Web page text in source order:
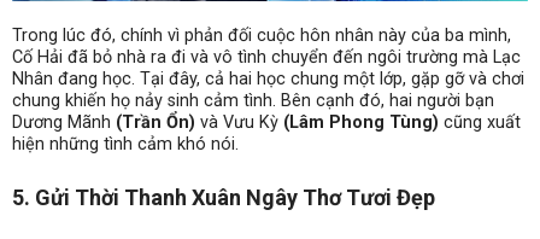
Trong lúc đó, chính vì phản đối cuộc hôn nhân này của ba mình,
Cố Hải đã bỏ nhà ra đi và vô tình chuyển đến ngôi trường mà Lạc
Nhân đang học. Tại đây, cả hai học chung một lớp, gặp gỡ và chơi
chung khiến họ nảy sinh cảm tình. Bên cạnh đó, hai người bạn
Dương Mãnh (Trần Ổn) và Vưu Kỳ (Lâm Phong Tùng) cũng xuất
hiện những tình cảm khó nói.
5. Gửi Thời Thanh Xuân Ngây Thơ Tươi Đẹp